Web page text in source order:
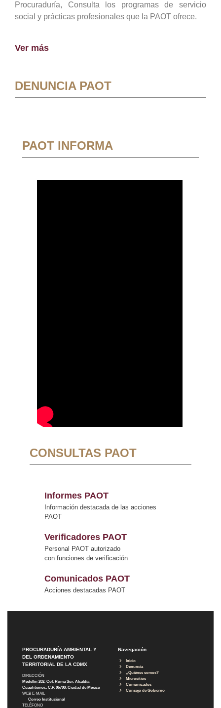
Procuraduría, Consulta los programas de servicio
social y prácticas profesionales que la PAOT ofrece.
Ver más
DENUNCIA PAOT
PAOT INFORMA
CONSULTAS PAOT
Informes PAOT
Información destacada de las acciones
PAOT
Verificadores PAOT
Personal PAOT autorizado
con funciones de verificación
Comunicados PAOT
Acciones destacadas PAOT
PROCURADURÍA AMBIENTAL Y
DEL ORDENAMIENTO
TERRITORIAL DE LA CDMX
DIRECCIÓN
Medellín 202, Col. Roma Sur, Alcaldía
Cuauhtémoc, C.P. 06700, Ciudad de México
WEB E-MAIL
Correo Institucional
TELÉFONO
Navegación
Inicio
Denuncia
¿Quiénes somos?
Micrositios
Comunicados
Consejo de Gobierno